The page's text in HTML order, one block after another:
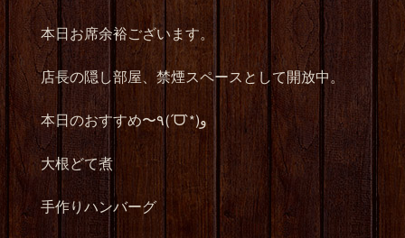
本日お席余裕ございます。
店長の隠し部屋、禁煙スペースとして開放中。
本日のおすすめ〜٩(ˊᗜˋ*)و
大根どて煮
手作りハンバーグ